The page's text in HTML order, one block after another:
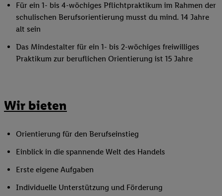
Für ein 1- bis 4-wöchiges Pflichtpraktikum im Rahmen der
schulischen Berufsorientierung musst du mind. 14 Jahre
alt sein
Das Mindestalter für ein 1- bis 2-wöchiges freiwilliges
Praktikum zur beruflichen Orientierung ist 15 Jahre
Wir bieten
Orientierung für den Berufseinstieg
Einblick in die spannende Welt des Handels
Erste eigene Aufgaben
Individuelle Unterstützung und Förderung